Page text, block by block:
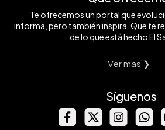
Te ofrecemos un portal que
informa, pero también inspira. Que te
de lo que está hecho El
Ver mas ❯
Síguenos